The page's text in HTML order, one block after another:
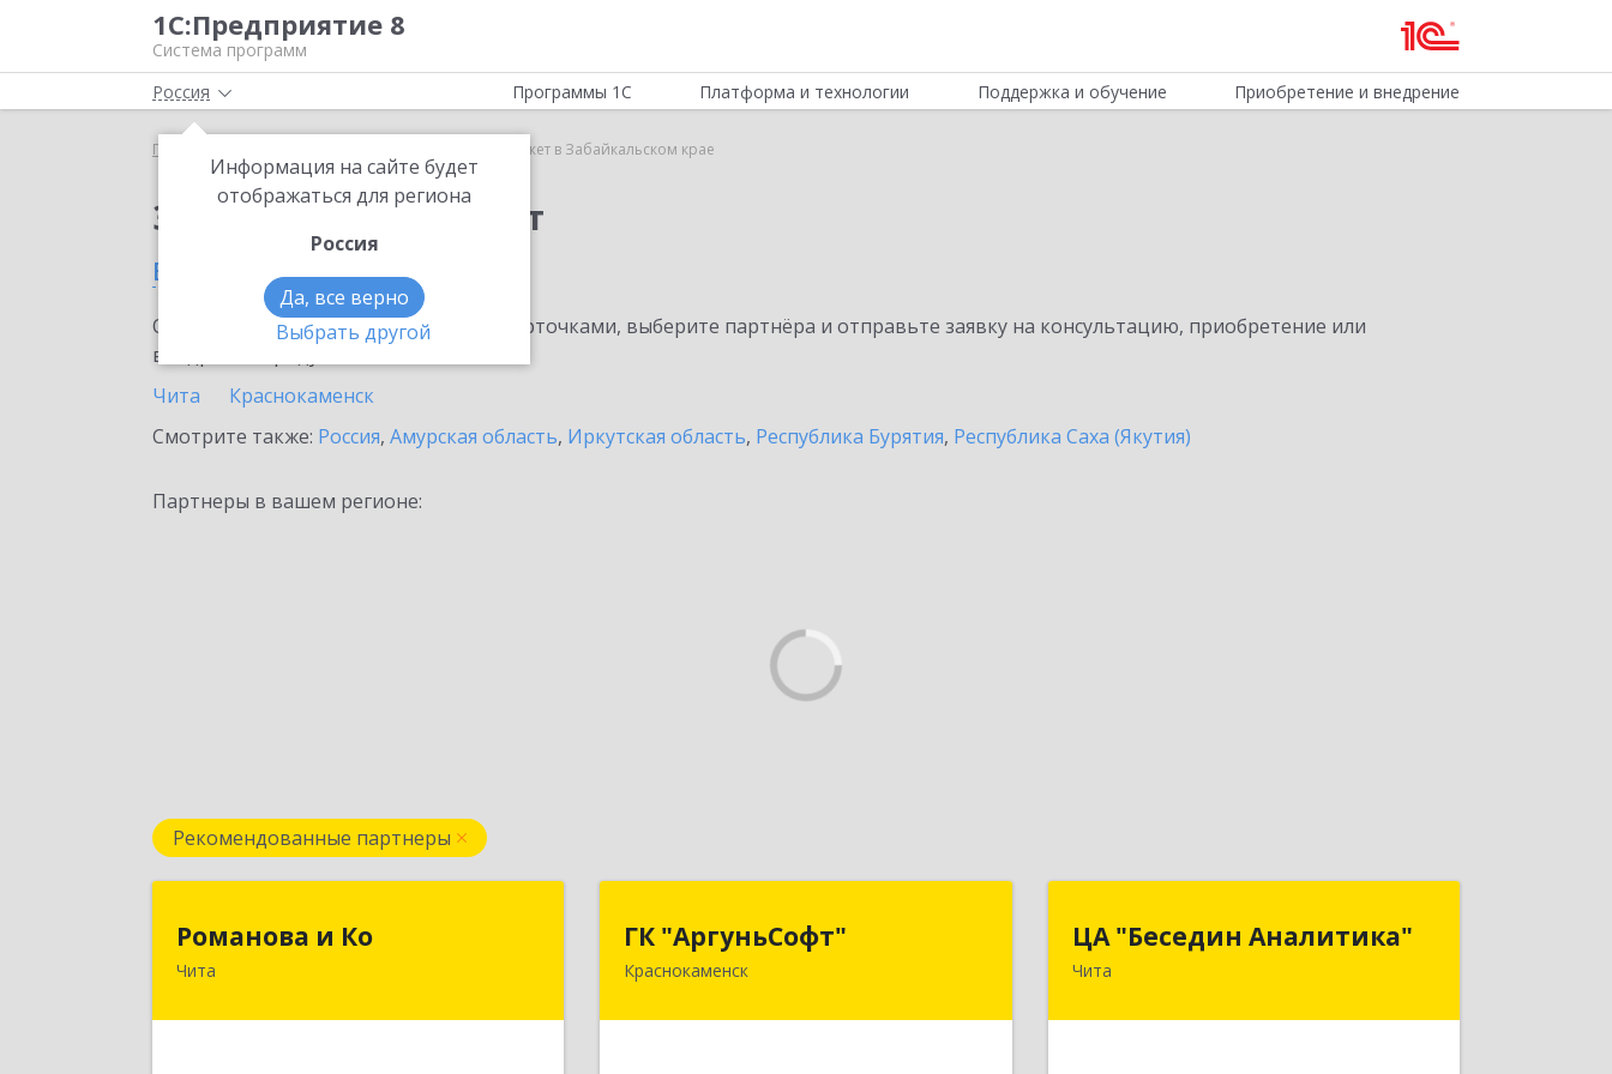
1С:Предприятие 8
Система программ
Россия
Информация на сайте будет
отображаться для региона
Россия
Да, все верно
Выбрать другой
Программы 1С Платформа и технологии Поддержка и обучение Приобретение и внедрение
Главная ИТС Бюджет в Забайкальском крае
Заказать ИТС Бюджет
в Забайкальском крае
Ознакомьтесь с информационными карточками, выберите партнёра и отправьте заявку на консультацию, приобретение или
внедрение продукта.
Чита
Краснокаменск
Смотрите также: Россия, Амурская область, Иркутская область, Республика Бурятия, Республика Саха (Якутия)
Партнеры в вашем регионе:
Рекомендованные партнеры
Романова и Ко
Чита672000, Забайкальский край, Чита г,
ГК "АргуньСофт"
Краснокаменск
ГК "АргуньСофт"
674673, Забайкальский край,
ЦА "Беседин Аналитика"
Чита672039, Забайкальский край, Чита г,